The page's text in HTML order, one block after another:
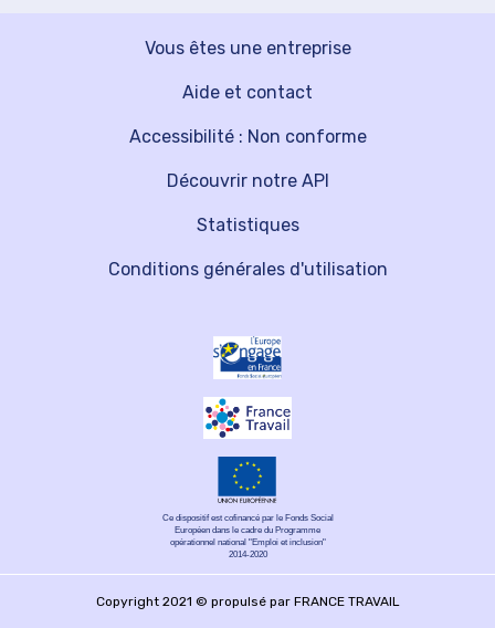
Vous êtes une entreprise
Découvrir notre API
Aide et contact
Statistiques
Accessibilité : Non conforme
Conditions générales d'utilisation
Ce dispositif est cofinancé par le Fonds Social
Européen dans le cadre du Programme
opérationnel national "Emploi et inclusion"
2014-2020
Copyright 2021 © propulsé par FRANCE TRAVAIL